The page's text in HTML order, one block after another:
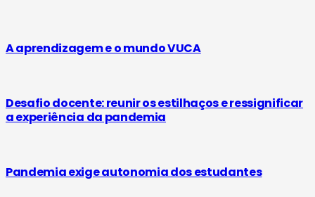
A aprendizagem e o mundo VUCA
Desafio docente: reunir os estilhaços e ressignificar
a experiência da pandemia
Pandemia exige autonomia dos estudantes